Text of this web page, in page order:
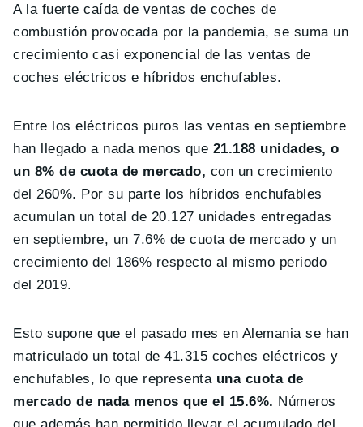
A la fuerte caída de ventas de coches de
combustión provocada por la pandemia, se suma un
crecimiento casi exponencial de las ventas de
coches eléctricos e híbridos enchufables.
Entre los eléctricos puros las ventas en septiembre
han llegado a nada menos que 21.188 unidades, o
un 8% de cuota de mercado, con un crecimiento
del 260%. Por su parte los híbridos enchufables
acumulan un total de 20.127 unidades entregadas
en septiembre, un 7.6% de cuota de mercado y un
crecimiento del 186% respecto al mismo periodo
del 2019.
Esto supone que el pasado mes en Alemania se han
matriculado un total de 41.315 coches eléctricos y
enchufables, lo que representa una cuota de
mercado de nada menos que el 15.6%. Números